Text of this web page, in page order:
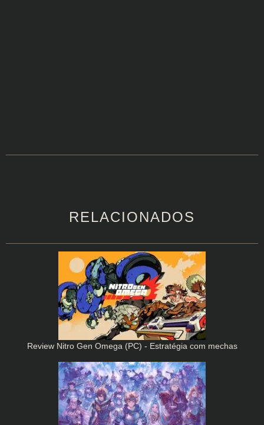
RELACIONADOS
Review Nitro Gen Omega (PC) - Estratégia com mechas